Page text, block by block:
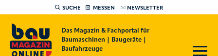
SUCHE MESSEN NEWSLETTER
Das Magazin & Fachportal für
Baumaschinen | Baugeräte |
Baufahrzeuge